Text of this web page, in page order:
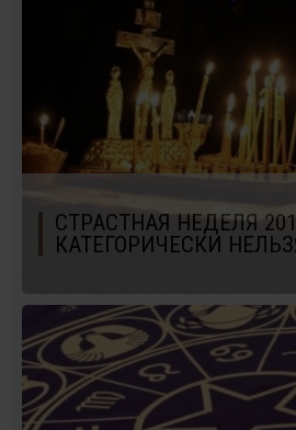
СТРАСТНАЯ НЕДЕЛЯ
КАТЕГОРИЧЕСКИ